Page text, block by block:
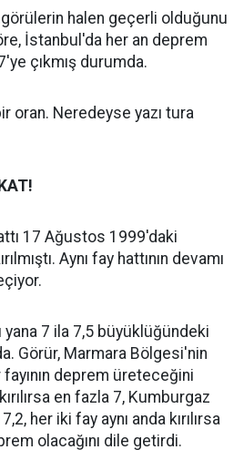
halen geçerli olduğunu
İstanbul'da her an deprem
çıkmış durumda.
oran. Neredeyse yazı tura
17 Ağustos 1999'daki
Aynı fay hattının devamı
7 ila 7,5 büyüklüğündeki
Görür, Marmara Bölgesi'nin
deprem üreteceğini
en fazla 7, Kumburgaz
her iki fay aynı anda kırılırsa
olacağını dile getirdi.